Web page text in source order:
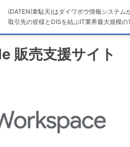
iDATEN(韋駄天)はダイワボウ情報システム
取引先の皆様とDISを結ぶIT業界最大規模の
販売支援サイト